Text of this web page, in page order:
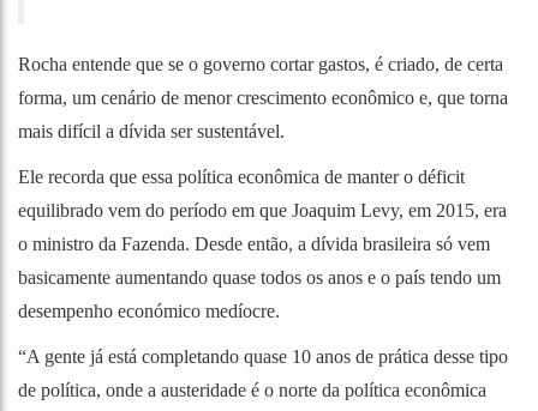
Rocha entende que se o governo cortar gastos, é criado, de certa
forma, um cenário de menor crescimento econômico e, que torna
mais difícil a dívida ser sustentável.
Ele recorda que essa política econômica de manter o déficit
equilibrado vem do período em que Joaquim Levy, em 2015, era
o ministro da Fazenda. Desde então, a dívida brasileira só vem
basicamente aumentando quase todos os anos e o país tendo um
desempenho económico medíocre.
“A gente já está completando quase 10 anos de prática desse tipo
de política, onde a austeridade é o norte da política econômica